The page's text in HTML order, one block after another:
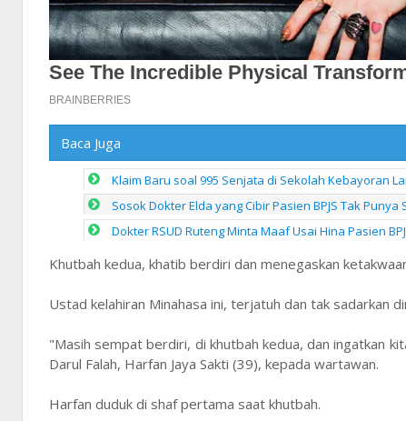
Baca Juga
Klaim Baru soal 995 Senjata di Sekolah Kebayoran
Sosok Dokter Elda yang Cibir Pasien BPJS Tak
Dokter RSUD Ruteng Minta Maaf Usai Hina Pasien
Khutbah kedua, khatib berdiri dan menegaskan
Ustad kelahiran Minahasa ini, terjatuh dan tak sadarkan
"Masih sempat berdiri, di khutbah kedua, dan ingatkan
Darul Falah, Harfan Jaya Sakti (39), kepada wartawan.
Harfan duduk di shaf pertama saat khutbah.